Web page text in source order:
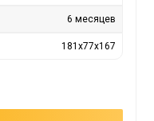
6 месяцев
181x77x167